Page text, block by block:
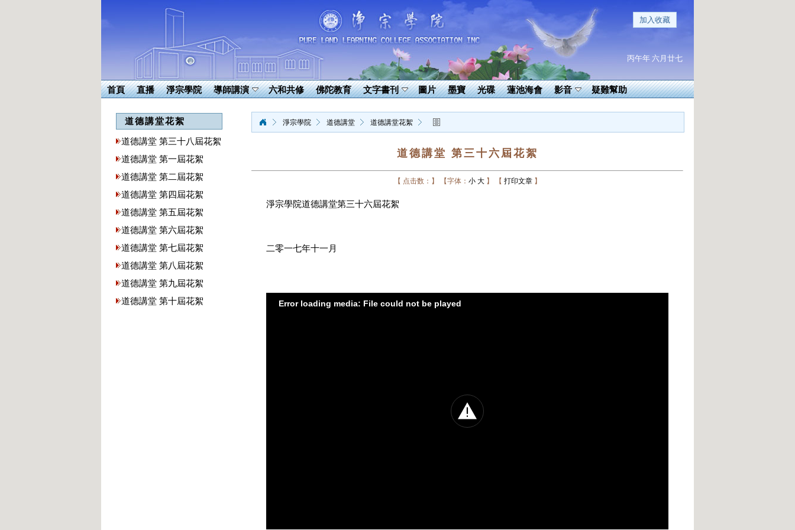
加入收藏
丙午年 六月廿七
首頁 直播 淨宗學院 導師講演 六和共修 佛陀教育 文字書刊 圖片 墨寶 光碟 蓮池海會 影音 疑難幫助
道德講堂花絮
道德講堂 第三十八屆花絮
道德講堂 第一屆花絮
道德講堂 第二屆花絮
道德講堂 第四屆花絮
道德講堂 第五屆花絮
道德講堂 第六屆花絮
道德講堂 第七屆花絮
道德講堂 第八屆花絮
道德講堂 第九屆花絮
道德講堂 第十屆花絮
淨宗學院 道德講堂 道德講堂花絮
道德講堂 第三十六屆花絮
【 点击数：】 【字体： 小 大】 【 打印文章】
淨宗學院道德講堂第三十六屆花絮
二零一七年十一月
Error loading media: File could not be played